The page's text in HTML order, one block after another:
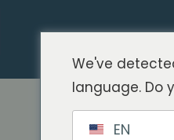
We've
language. Do
EN